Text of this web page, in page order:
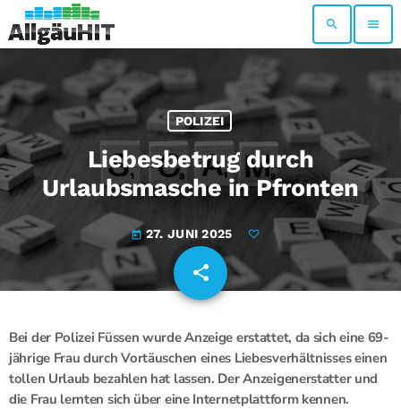
search menu
POLIZEI
Liebesbetrug durch
Urlaubsmasche in Pfronten
today 27. JUNI 2025
share
email
Bei der Polizei Füssen wurde Anzeige erstattet, da sich eine 69-
jährige Frau durch Vortäuschen eines Liebesverhältnisses einen
tollen Urlaub bezahlen hat lassen. Der Anzeigenerstatter und
die Frau lernten sich über eine Internetplattform kennen.